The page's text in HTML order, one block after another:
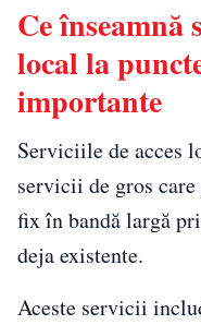
Ce înseamnă
local la
importante
Serviciile de acces
servicii de gros
fix în bandă largă
deja existente.
Aceste servicii